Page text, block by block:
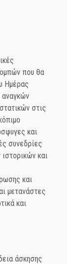
που θα
Ημέρας
αναγκών
στις
και
συνεδρίες
και
και
μετανάστες
και
άσκησης